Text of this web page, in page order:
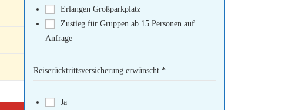
Erlangen Großparkplatz
Zustieg für Gruppen ab 15 Personen auf
Anfrage
Reiserücktrittsversicherung erwünscht *
Ja